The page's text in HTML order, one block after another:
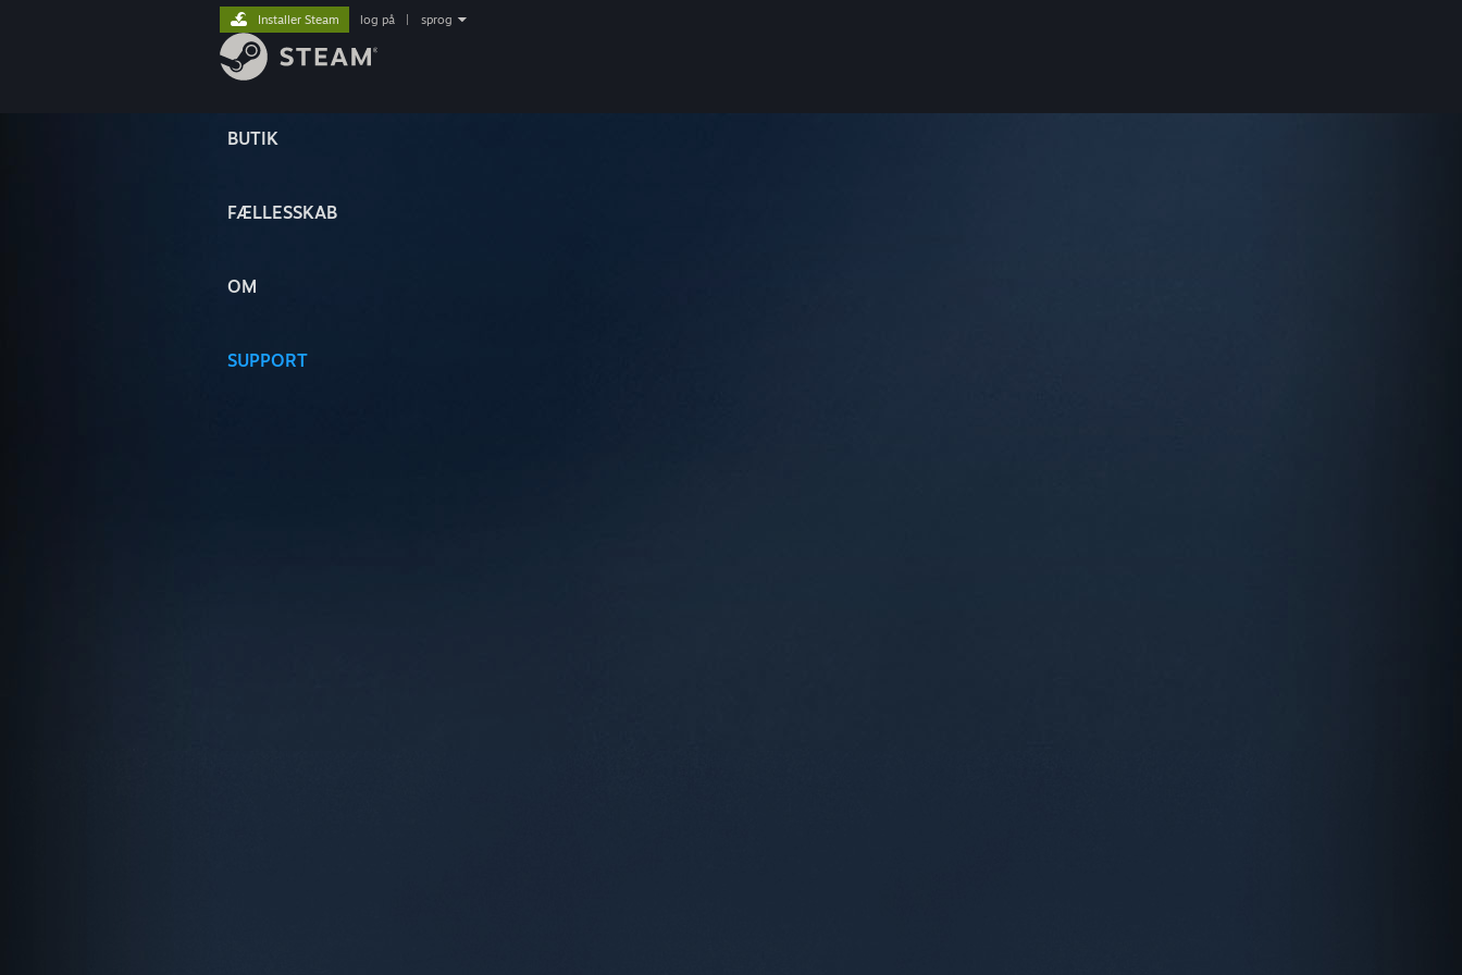
BUTIK
FÆLLESSKAB
OM
SUPPORT
Installer Steam log på sprog